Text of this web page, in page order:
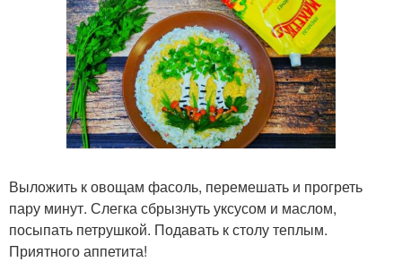
Выложить к овощам фасоль, перемешать и прогреть
пару минут. Слегка сбрызнуть уксусом и маслом,
посыпать петрушкой. Подавать к столу теплым.
Приятного аппетита!